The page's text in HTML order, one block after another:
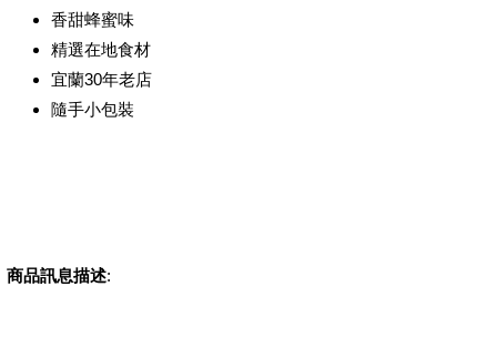
香甜蜂蜜味
精選在地食材
宜蘭30年老店
隨手小包裝
商品訊息描述: